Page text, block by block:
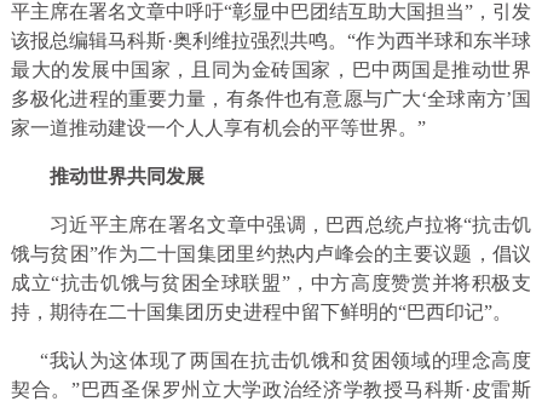
平主席在署名文章中呼吁“彰显中巴团结互助大国担当”，引发
该报总编辑马科斯·奥利维拉强烈共鸣。“作为西半球和东半球
最大的发展中国家，且同为金砖国家，巴中两国是推动世界
多极化进程的重要力量，有条件也有意愿与广大‘全球南方’国
家一道推动建设一个人人享有机会的平等世界。”
推动世界共同发展
习近平主席在署名文章中强调，巴西总统卢拉将“抗击饥
饿与贫困”作为二十国集团里约热内卢峰会的主要议题，倡议
成立“抗击饥饿与贫困全球联盟”，中方高度赞赏并将积极支
持，期待在二十国集团历史进程中留下鲜明的“巴西印记”。
“我认为这体现了两国在抗击饥饿和贫困领域的理念高度
契合。”巴西圣保罗州立大学政治经济学教授马科斯·皮雷斯